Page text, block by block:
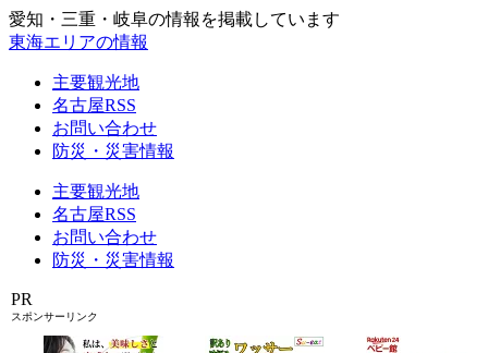
愛知・三重・岐阜の情報を掲載しています
東海エリアの情報
主要観光地
名古屋RSS
お問い合わせ
防災・災害情報
主要観光地
名古屋RSS
お問い合わせ
防災・災害情報
PR
スポンサーリンク